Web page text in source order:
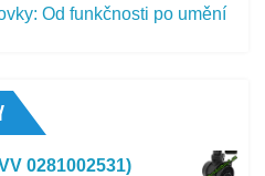
Od funkčnosti po umění
0281002531)